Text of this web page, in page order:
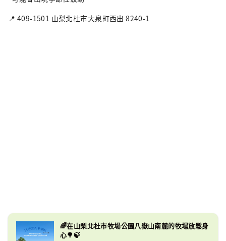
📍 409-1501 山梨北杜市大泉町西出 8240-1
🌈在山梨北杜市牧場公園八嶽山南麓的牧場放鬆身
心🌳🍃